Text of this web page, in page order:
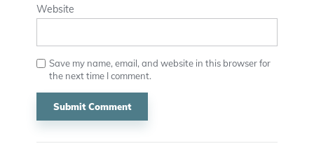
Website
Save my name, email, and website in this browser for
the next time I comment.